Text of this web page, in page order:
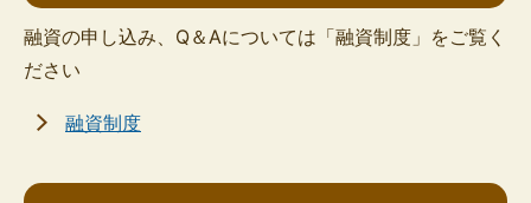
融資の申し込み、Q＆Aについては「融資制度」をご覧く
ださい
融資制度